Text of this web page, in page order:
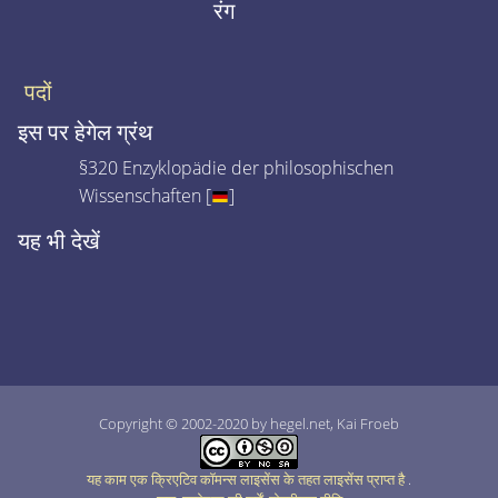
रंग
पदों
इस पर हेगेल ग्रंथ
§320 Enzyklopädie der philosophischen
Wissenschaften [
]
यह भी देखें
Copyright © 2002-2020 by hegel.net, Kai Froeb
यह काम एक क्रिएटिव कॉमन्स लाइसेंस के तहत लाइसेंस प्राप्त है.